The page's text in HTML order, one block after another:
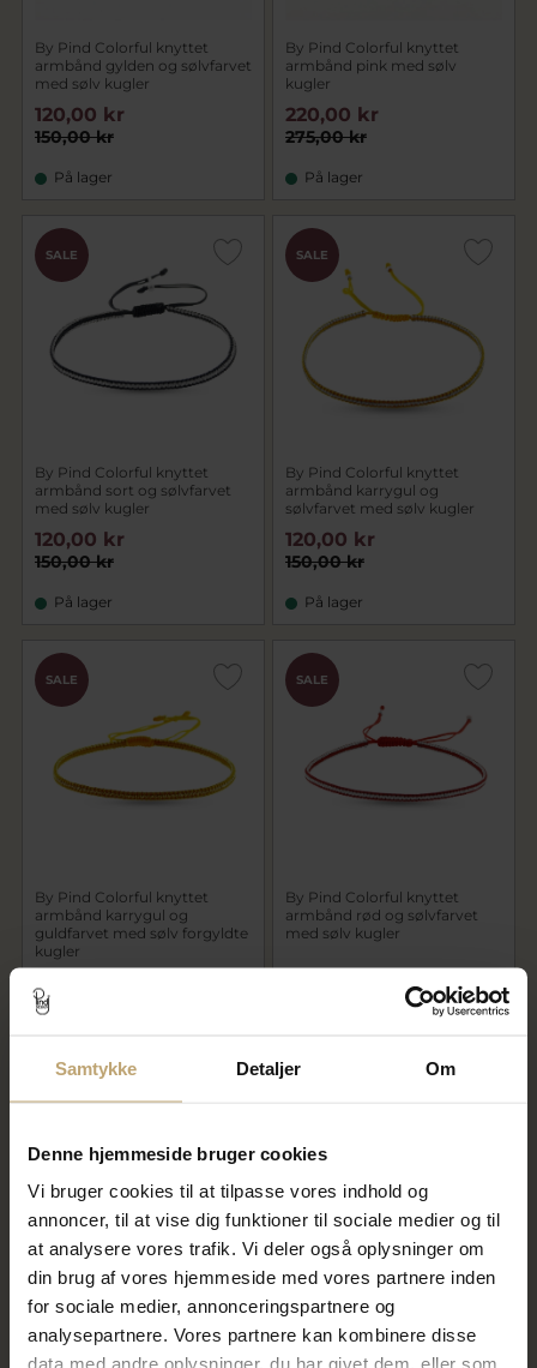
Samtykke Detaljer Om
Denne hjemmeside bruger cookies
Vi bruger cookies til at tilpasse vores indhold og
annoncer, til at vise dig funktioner til sociale medier og til
at analysere vores trafik. Vi deler også oplysninger om
din brug af vores hjemmeside med vores partnere inden
for sociale medier, annonceringspartnere og
analysepartnere. Vores partnere kan kombinere disse
data med andre oplysninger, du har givet dem, eller som
By Pind Colorful knyttet
armbånd gylden og sølvfarvet
med sølv kugler
150,00 kr
120,00 kr
På lager
By Pind Colorful knyttet
armbånd pink med sølv
kugler
275,00 kr
220,00 kr
På lager
SALE
By Pind Colorful knyttet
armbånd sort og sølvfarvet
med sølv kugler
150,00 kr
120,00 kr
På lager
SALE
By Pind Colorful knyttet
armbånd karrygul og
sølvfarvet med sølv kugler
150,00 kr
120,00 kr
På lager
SALE
By Pind Colorful knyttet
armbånd karrygul og
guldfarvet med sølv forgyldte
kugler
150,00 kr
120,00 kr
SALE
By Pind Colorful knyttet
armbånd rød og sølvfarvet
med sølv kugler
By Pind Colorful knyttet
armbånd vissengrøn med
By Pind Colorful knyttet
armbånd vissengrøn med